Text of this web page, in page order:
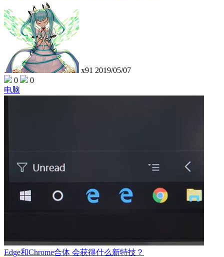
x91 2019/05/07
0
0
电脑
Edge和Chrome合体 会获得什么新特技？